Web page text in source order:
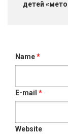
детей
Name*
E-mail *
Website